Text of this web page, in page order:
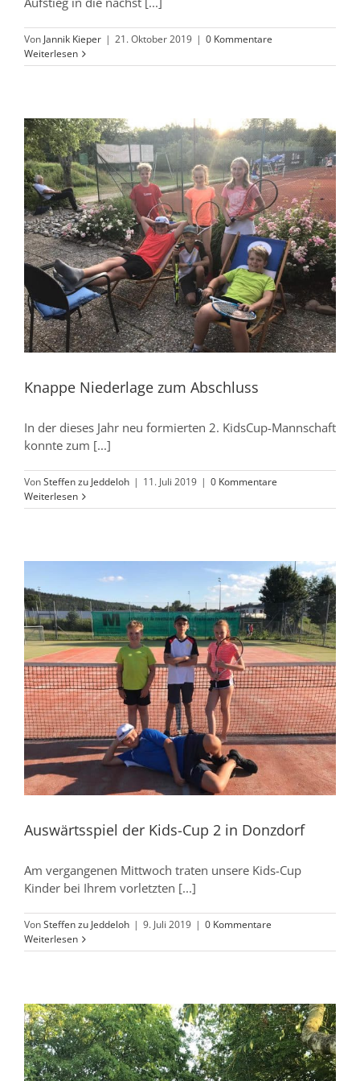
Von Jannik Kieper | 21. Oktober 2019 | 0 Kommentare
Weiterlesen
Knappe Niederlage zum Abschluss
In der dieses Jahr neu formierten 2. KidsCup-Mannschaft
konnte zum [...]
VonSteffen zu Jeddeloh | 11. Juli 2019 | 0 Kommentare
Weiterlesen
Auswärtsspiel der Kids-Cup 2 in Donzdorf
Am vergangenen Mittwoch traten unsere Kids-Cup
Kinder bei Ihrem vorletzten [...]
VonSteffen zu Jeddeloh | 9. Juli 2019 | 0 Kommentare
Weiterlesen